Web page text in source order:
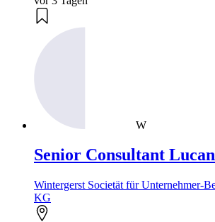
W
Senior Consultant
Wintergerst Societät für Unternehmer-
KG